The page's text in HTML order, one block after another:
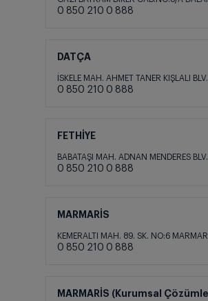
0 850 210 0 888
DATÇA
İSKELE MAH. AHMET TANER KIŞLALI
0 850 210 0 888
FETHİYE
BABATAŞI MAH. ADNAN MENDERES
0 850 210 0 888
MARMARİS
KEMERALTI MAH. 89. SK. NO:6
0 850 210 0 888
MARMARİS (Kurumsal